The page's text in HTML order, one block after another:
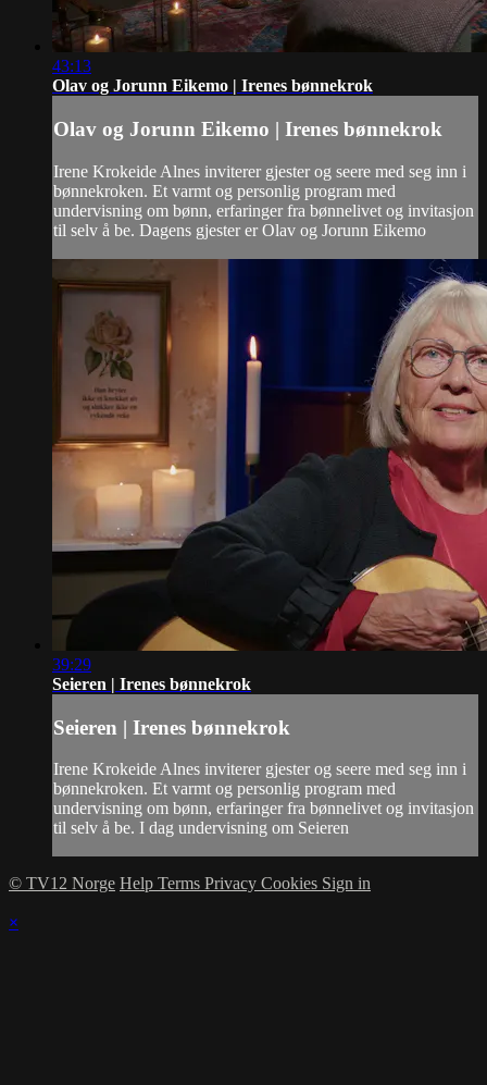
43:13
Olav og Jorunn Eikemo | Irenes bønnekrok
Olav og Jorunn Eikemo | Irenes bønnekrok
Irene Krokeide Alnes inviterer gjester og seere med seg inn i
bønnekroken. Et varmt og personlig program med
undervisning om bønn, erfaringer fra bønnelivet og invitasjon
til selv å be. Dagens gjester er Olav og Jorunn Eikemo
39:29
Seieren | Irenes bønnekrok
Seieren | Irenes bønnekrok
Irene Krokeide Alnes inviterer gjester og seere med seg inn i
bønnekroken. Et varmt og personlig program med
undervisning om bønn, erfaringer fra bønnelivet og invitasjon
til selv å be. I dag undervisning om Seieren
© TV12 Norge Help Terms Privacy Cookies Sign in
×